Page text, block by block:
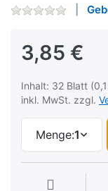
3,85 €
Inhalt: 32 Blatt
inkl. MwSt. zzgl.
Menge:1